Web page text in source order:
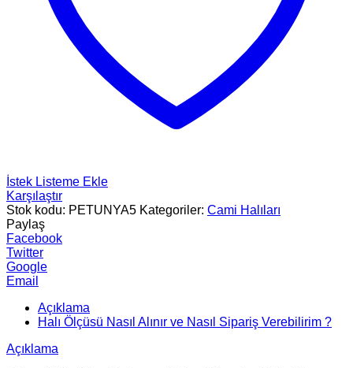
İstek Listeme Ekle
Karşılaştır
Stok kodu: PETUNYA5 Kategoriler: Cami Halıları
Paylaş
Facebook
Twitter
Google
Email
Açıklama
Halı Ölçüsü Nasıl Alınır ve Nasıl Sipariş Verebilirim ?
Açıklama